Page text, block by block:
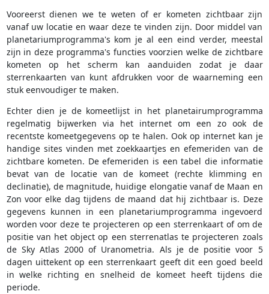
Vooreerst dienen we te weten of er kometen zichtbaar zijn
vanaf uw locatie en waar deze te vinden zijn. Door middel van
planetariumprogramma's kom je al een eind verder, meestal
zijn in deze programma's functies voorzien welke de zichtbare
kometen op het scherm kan aanduiden zodat je daar
sterrenkaarten van kunt afdrukken voor de waarneming een
stuk eenvoudiger te maken.
Echter dien je de komeetlijst in het planetairumprogramma
regelmatig bijwerken via het internet om een zo ook de
recentste komeetgegevens op te halen. Ook op internet kan je
handige sites vinden met zoekkaartjes en efemeriden van de
zichtbare kometen. De efemeriden is een tabel die informatie
bevat van de locatie van de komeet (rechte klimming en
declinatie), de magnitude, huidige elongatie vanaf de Maan en
Zon voor elke dag tijdens de maand dat hij zichtbaar is. Deze
gegevens kunnen in een planetariumprogramma ingevoerd
worden voor deze te projecteren op een sterrenkaart of om de
positie van het object op een sterrenatlas te projecteren zoals
de Sky Atlas 2000 of Uranometria. Als je de positie voor 5
dagen uittekent op een sterrenkaart geeft dit een goed beeld
in welke richting en snelheid de komeet heeft tijdens die
periode.